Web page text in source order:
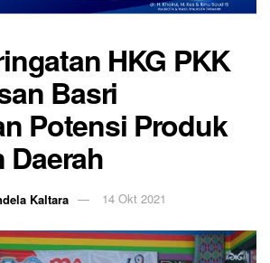
HKG PKK
Basri
Potensi Produk
Daerah
Kaltara 14 Okt 2021